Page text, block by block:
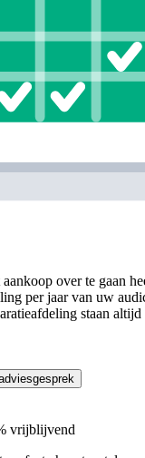
over te gaan
per jaar van uw
staan
vrijblijvend